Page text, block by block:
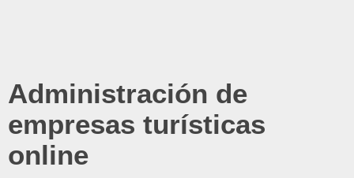
Administración de
empresas turísticas
online